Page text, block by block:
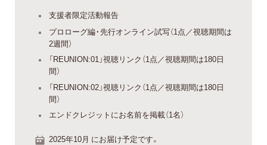
支援者限定活動報告
プロローグ編・先行オンライン試写（1点／視聴期間は
2週間）
「REUNION:01」視聴リンク（1点／視聴期間は180日
間）
「REUNION:02」視聴リンク（1点／視聴期間は180日
間）
エンドクレジットにお名前を掲載（1名）
2025年10月 にお届け予定です。